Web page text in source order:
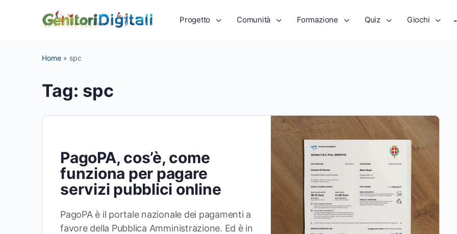
Progetto Comunità Formazione Quiz Giochi
Home » spc
Tag: spc
PagoPA, cos’è, come
funziona per pagare
servizi pubblici online
PagoPA è il portale nazionale dei pagamenti a
favore della Pubblica Amministrazione. Ed è in